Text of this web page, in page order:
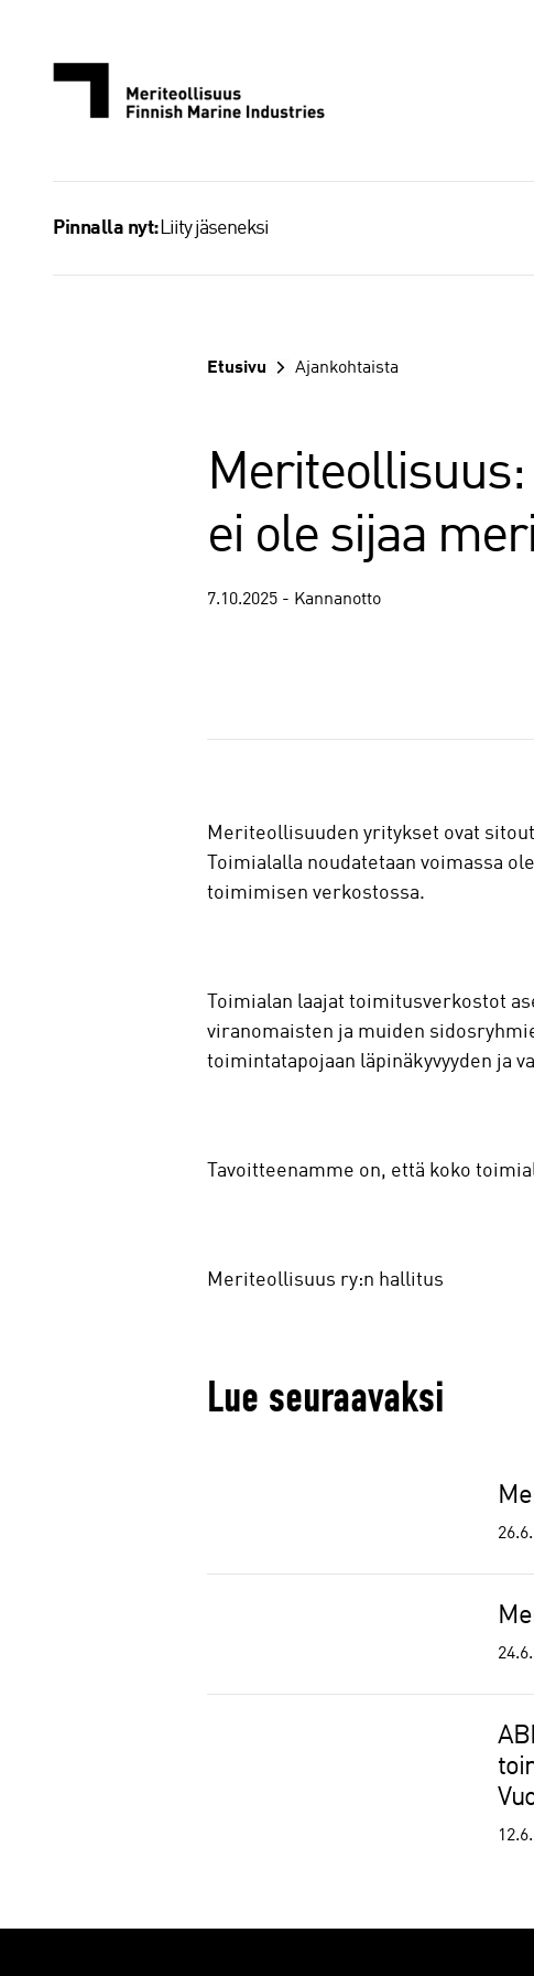
Pinnalla nyt: Liity jäseneksi
Etusivu Ajankohtaista
ei ole sijaa
7.10.2025 - Kannanotto
a
Meriteollisuuden yritykset ovat
Toimialalla noudatetaan voimassa
toimimisen verkostossa.
Toimialan laajat toimitusverkostot
viranomaisten ja muiden
toimintatapojaan läpinäkyvyyden ja
Tavoitteenamme on, että koko
Meriteollisuus ry:n hallitus
Lue seuraavaksi